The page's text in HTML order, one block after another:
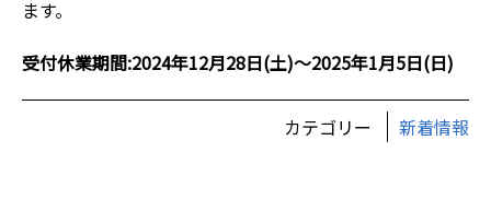
ます。
受付休業期間:2024年12月28日(土)～2025年1月5日(日)
カテゴリー 新着情報